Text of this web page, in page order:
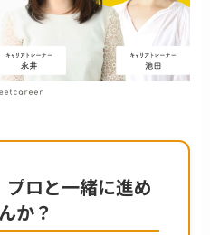
ロと一緒に進め
か？